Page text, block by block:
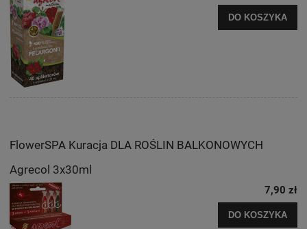
DO KOSZYKA
FlowerSPA Kuracja DLA ROŚLIN BALKONOWYCH
Agrecol 3x30ml
7,90 zł
DO KOSZYKA